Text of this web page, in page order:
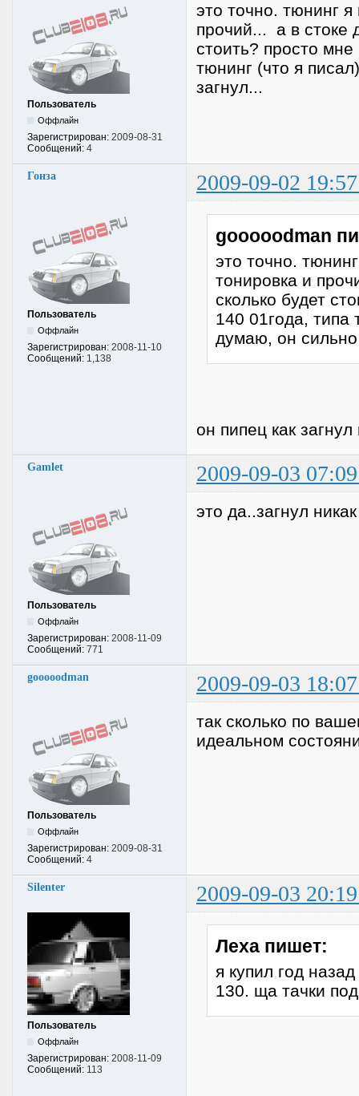
Пользователь
Оффлайн
Зарегистрирован: 2009-08-31
Сообщений: 4
это точно. тюнинг
прочий... а в стоке
стоить? просто
тюнинг (что я
загнул...
Гонза 2009-09-02
Пользователь
Оффлайн
Зарегистрирован: 2008-11-10
Сообщений: 1,138
gooooodman
это точно.
тонировка и
сколько будет
140 01года, типа
думаю, он сильно
он пипец как
Gamlet 2009-09-03
Пользователь
Оффлайн
Зарегистрирован: 2008-11-09
Сообщений: 771
это да..загнул
gooooodman 2009-09-03
Пользователь
Оффлайн
Зарегистрирован: 2009-08-31
Сообщений: 4
так сколько по
идеальном
Silenter 2009-09-03
Пользователь
Оффлайн
Зарегистрирован: 2008-11-09
Сообщений: 113
Леха пишет:
я купил год
130. ща тачки